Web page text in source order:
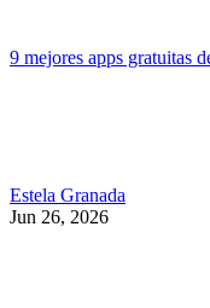
9 mejores apps gratuitas
Estela Granada
Jun 26, 2026